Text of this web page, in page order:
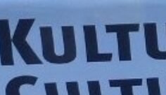
zu verändern. – Bertolt